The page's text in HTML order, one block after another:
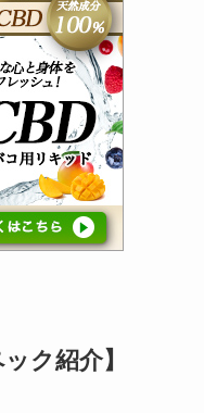
ク紹介】